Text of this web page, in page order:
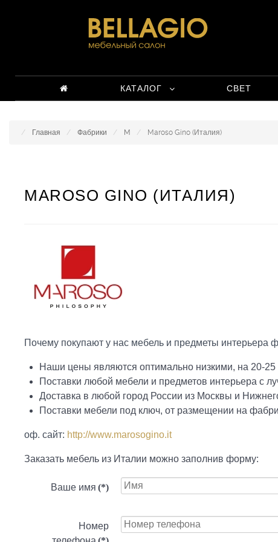
КАТАЛОГ СВЕТ
Главная Фабрики M Maroso Gino (Италия)
MAROSO GINO (ИТАЛИЯ)
Почему покупают у нас мебель и предметы интерьера
Наши цены являются оптимально низкими, на 20-
Поставки любой мебели и предметов интерьера с
Доставка в любой город России из Москвы и
Поставки мебели под ключ, от размещении на
оф. сайт: http://www.marosogino.it
Заказать мебель из Италии можно заполнив форму:
Ваше имя (*)
Номер